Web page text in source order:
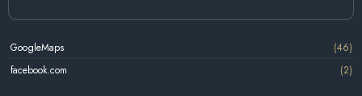
GoogleMaps
(46)
facebook.com
(2)